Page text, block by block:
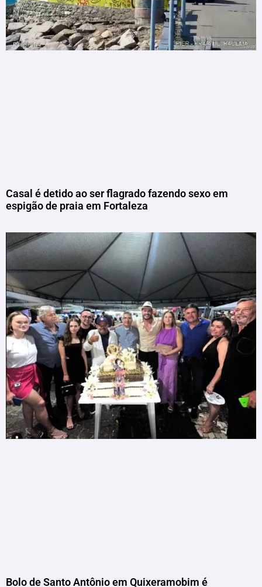
Casal é detido ao ser flagrado fazendo sexo em
espigão de praia em Fortaleza
Bolo de Santo Antônio em Quixeramobim é